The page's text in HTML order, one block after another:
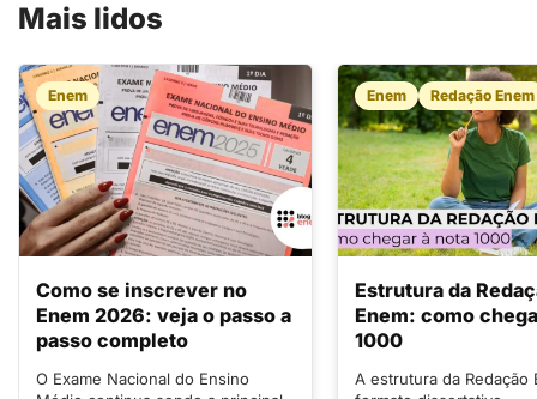
Mais lidos
Enem
Como se inscrever no
Enem 2026: veja o passo a
passo completo
O Exame Nacional do Ensino
Enem Redação Enem
Estrutura da
Enem: como
1000
A estrutura da Redação